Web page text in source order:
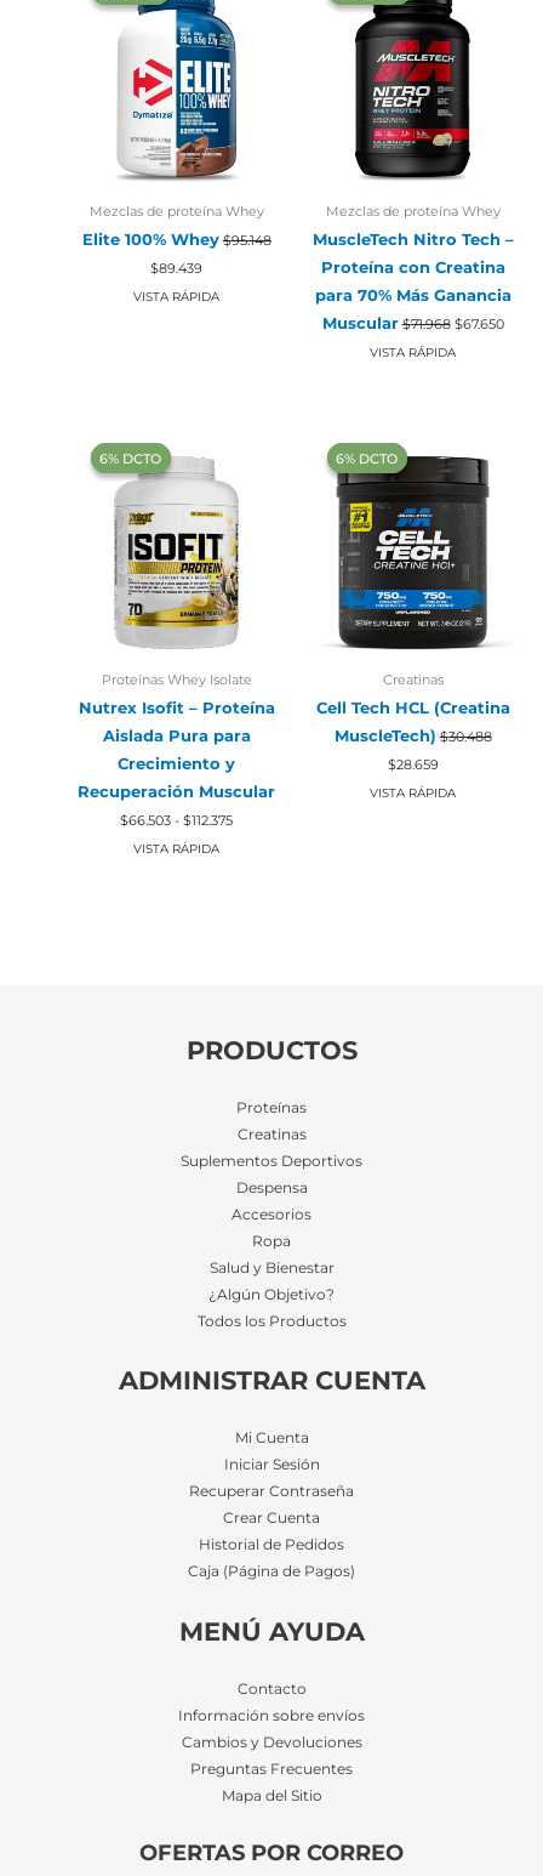
Mezclas de proteína Whey
Elite 100% Whey $95.148
El
precio
original
$89.439
actual
VISTA RÁPIDA
Mezclas de proteína Whey
MuscleTech Nitro Tech –
Proteína con Creatina
para 70% Más Ganancia
Muscular $71.968 El
precio
original
$67.650El
precio
VISTA RÁPIDA
‍6% DCTO‍‍
‍6% DCTO‍‍
Proteínas Whey Isolate
Nutrex Isofit – Proteína
Aislada Pura para
Crecimiento y
Recuperación Muscular
$66.503 - $112.375Rango
VISTA RÁPIDA
‍6% DCTO‍‍
‍6% DCTO‍‍
Creatinas
Cell Tech HCL (Creatina
MuscleTech) $30.488
El
precio
original
$28.659El
actual
VISTA RÁPIDA
PRODUCTOS
Proteínas
Creatinas
Suplementos Deportivos
Despensa
Accesorios
Ropa
Salud y Bienestar
¿Algún Objetivo?
Todos los Productos
ADMINISTRAR CUENTA
Mi Cuenta
Iniciar Sesión
Recuperar Contraseña
Crear Cuenta
Historial de Pedidos
Caja (Página de Pagos)
MENÚ AYUDA
Contacto
Información sobre envíos
Cambios y Devoluciones
Preguntas Frecuentes
Mapa del Sitio
OFERTAS POR CORREO